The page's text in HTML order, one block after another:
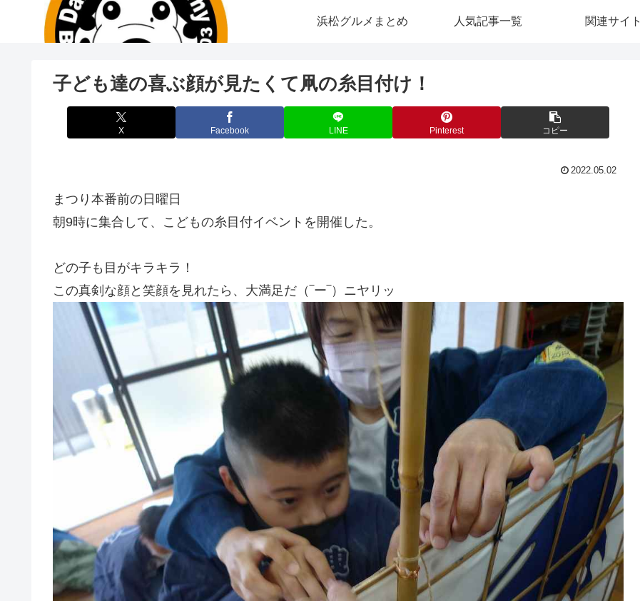
浜松グルメまとめ 人気記事一覧 関連サイト
子ども達の喜ぶ顔が見たくて凧の糸目付け！
X Facebook LINE Pinterest コピー
2022.05.02
まつり本番前の日曜日
朝9時に集合して、こどもの糸目付イベントを開催した。
どの子も目がキラキラ！
この真剣な顔と笑顔を見れたら、大満足だ（‾ー‾）ニヤリッ